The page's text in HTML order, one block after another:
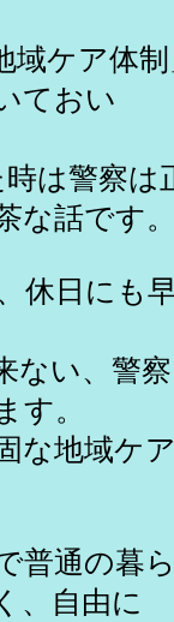
ア体制
ておい
は警察は
な話です
日にも
い、警察
す。
地域ケア
通の暮
、自由に